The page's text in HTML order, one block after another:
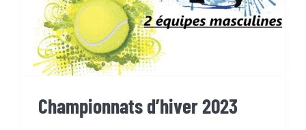
Championnats d’hiver 2023